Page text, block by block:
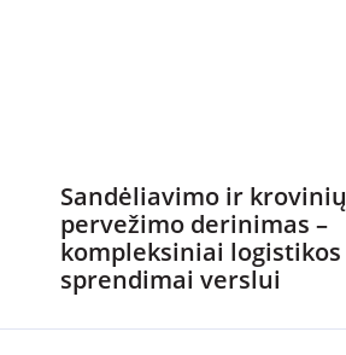
Sandėliavimo ir krovinių
pervežimo derinimas –
kompleksiniai logistikos
sprendimai verslui